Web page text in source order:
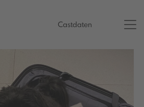
Castdaten